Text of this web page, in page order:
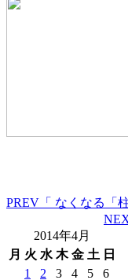
PREV 「 なくなる「
2014年4月
月 火 水 木 金 土 日
1
2 3 4 5 6